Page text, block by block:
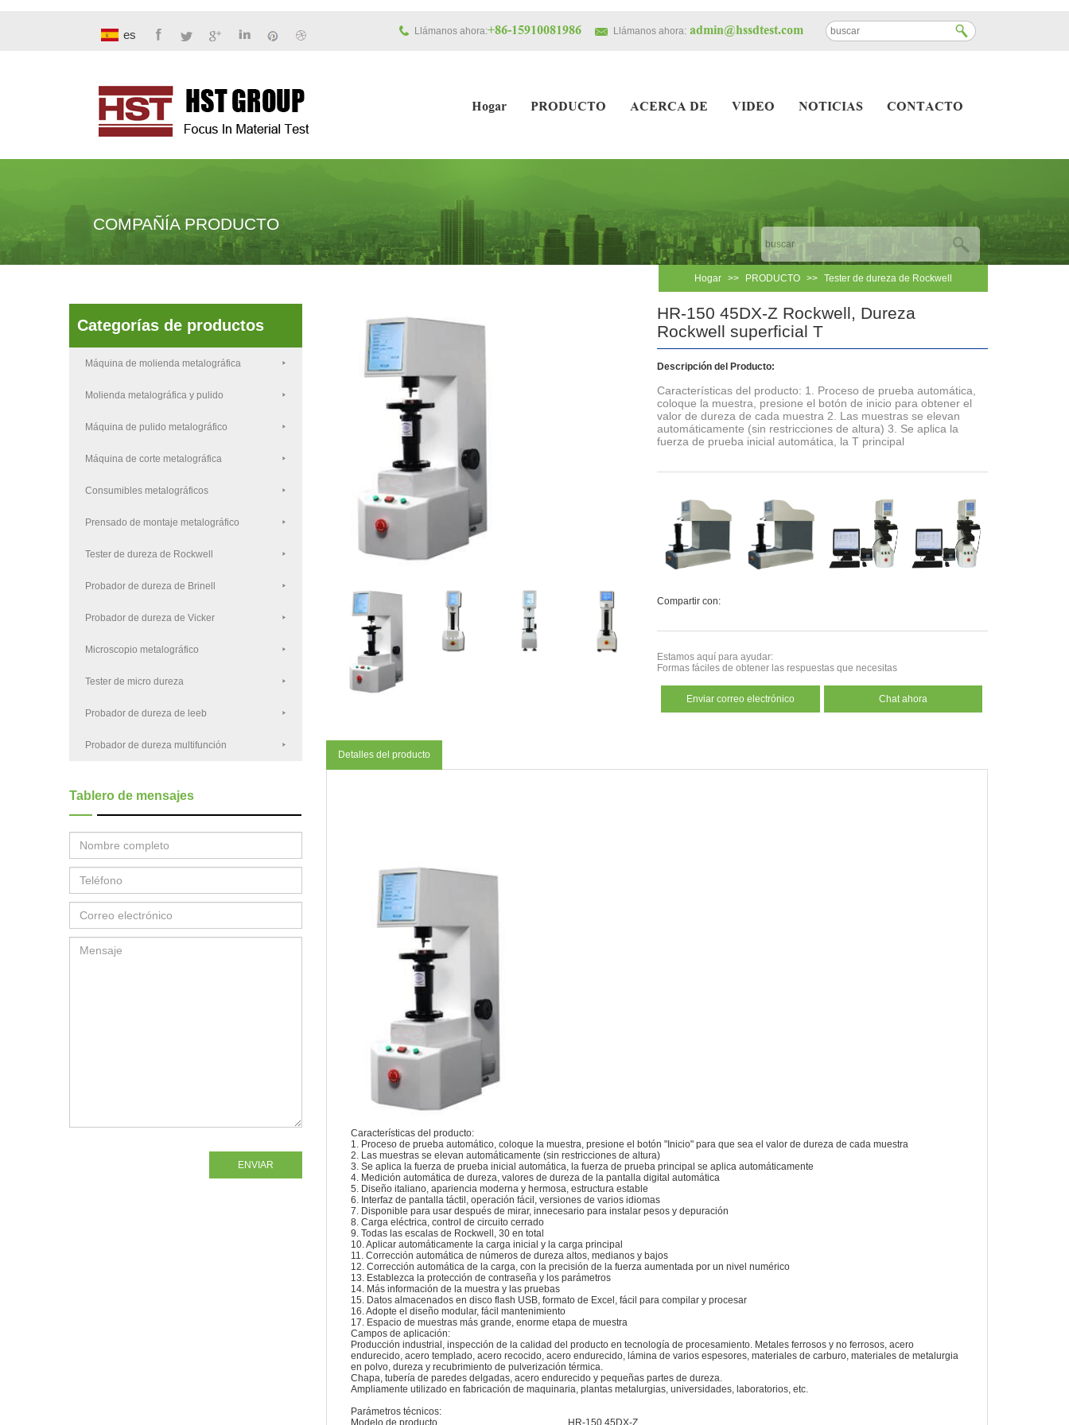
es Llámanos ahora:+86-15910081986 Llámanos ahora: admin@hssdtest.com
Hogar PRODUCTO ACERCA DE VIDEO NOTICIAS CONTACTO
COMPAÑÍA PRODUCTO
Hogar >> PRODUCTO >> Tester de dureza de Rockwell
Categorías de productos
Máquina de molienda metalográfica
Molienda metalográfica y pulido
Máquina de pulido metalográfico
Máquina de corte metalográfica
Consumibles metalográficos
Prensado de montaje metalográfico
Tester de dureza de Rockwell
Probador de dureza de Brinell
Probador de dureza de Vicker
Microscopio metalográfico
Tester de micro dureza
Probador de dureza de leeb
Probador de dureza multifunción
Tablero de mensajes
ENVIAR
HR-150 45DX-Z Rockwell, Dureza
Rockwell superficial T
Descripción del Producto:
Características del producto: 1. Proceso de prueba automática,
coloque la muestra, presione el botón de inicio para obtener el
valor de dureza de cada muestra 2. Las muestras se elevan
automáticamente (sin restricciones de altura) 3. Se aplica la
fuerza de prueba inicial automática, la T principal
Compartir con:
Estamos aquí para ayudar:
Formas fáciles de obtener las respuestas que necesitas
Enviar correo electrónico Chat ahora
Detalles del producto
Características del producto:
1. Proceso de prueba automático, coloque la muestra, presione el botón "Inicio" para que sea el valor de dureza de cada muestra
2. Las muestras se elevan automáticamente (sin restricciones de altura)
3. Se aplica la fuerza de prueba inicial automática, la fuerza de prueba principal se aplica automáticamente
4. Medición automática de dureza, valores de dureza de la pantalla digital automática
5. Diseño italiano, apariencia moderna y hermosa, estructura estable
6. Interfaz de pantalla táctil, operación fácil, versiones de varios idiomas
7. Disponible para usar después de mirar, innecesario para instalar pesos y depuración
8. Carga eléctrica, control de circuito cerrado
9. Todas las escalas de Rockwell, 30 en total
10. Aplicar automáticamente la carga inicial y la carga principal
11. Corrección automática de números de dureza altos, medianos y bajos
12. Corrección automática de la carga, con la precisión de la fuerza aumentada por un nivel numérico
13. Establezca la protección de contraseña y los parámetros
14. Más información de la muestra y las pruebas
15. Datos almacenados en disco flash USB, formato de Excel, fácil para compilar y procesar
16. Adopte el diseño modular, fácil mantenimiento
17. Espacio de muestras más grande, enorme etapa de muestra
Campos de aplicación:
Producción industrial, inspección de la calidad del producto en tecnología de procesamiento. Metales ferrosos y no ferrosos, acero
endurecido, acero templado, acero recocido, acero endurecido, lámina de varios espesores, materiales de carburo, materiales de metalurgia
en polvo, dureza y recubrimiento de pulverización térmica.
Chapa, tubería de paredes delgadas, acero endurecido y pequeñas partes de dureza.
Ampliamente utilizado en fabricación de maquinaria, plantas metalurgias, universidades, laboratorios, etc.
Parámetros técnicos:
Modelo de producto
HR-150 45DX-Z